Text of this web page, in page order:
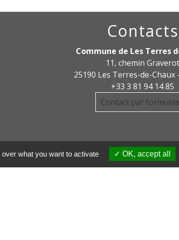
Contacts
Commune de Les Terres
11, chemin Graverot
25190 Les Terres-de-Chaux
+33 3 81 94 14 85
Contact par
what you want to activate OK, accept all